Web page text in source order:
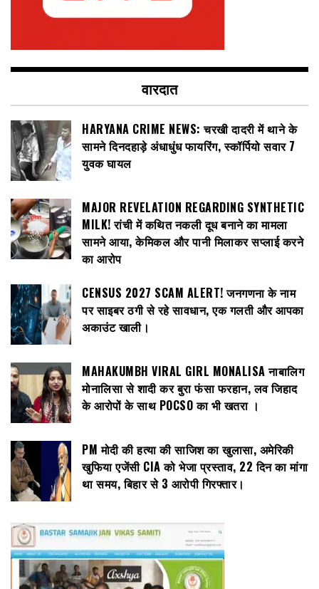
वारदात
HARYANA CRIME NEWS: चरखी दादरी में थाने के
सामने दिनदहाड़े अंधाधुंध फायरिंग, स्कॉर्पियो सवार 7
युवक घायल
MAJOR REVELATION REGARDING SYNTHETIC
MILK! रांची में कथित नकली दूध बनाने का मामला
सामने आया, केमिकल और पानी मिलाकर सप्लाई करने
का आरोप
CENSUS 2027 SCAM ALERT! जनगणना के नाम
पर साइबर ठगी से रहे सावधान, एक गलती और आपका
अकाउंट खाली।
MAHAKUMBH VIRAL GIRL MONALISA नाबालिग
मोनालिसा से शादी कर बुरा फंसा फरहान, लव जिहाद
के आरोपों के साथ POCSO का भी खतरा ।
PM मोदी की हत्या की साजिश का खुलासा, अमेरिकी
खुफिया एजेंसी CIA को भेजा प्रस्ताव, 22 दिन का मांगा
था समय, बिहार से 3 आरोपी गिरफ्तार।